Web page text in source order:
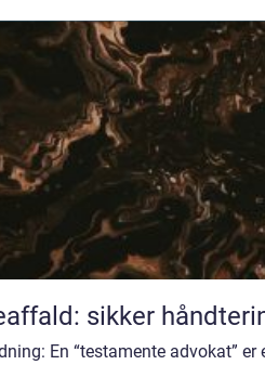
sikker
En “testamente advokat”